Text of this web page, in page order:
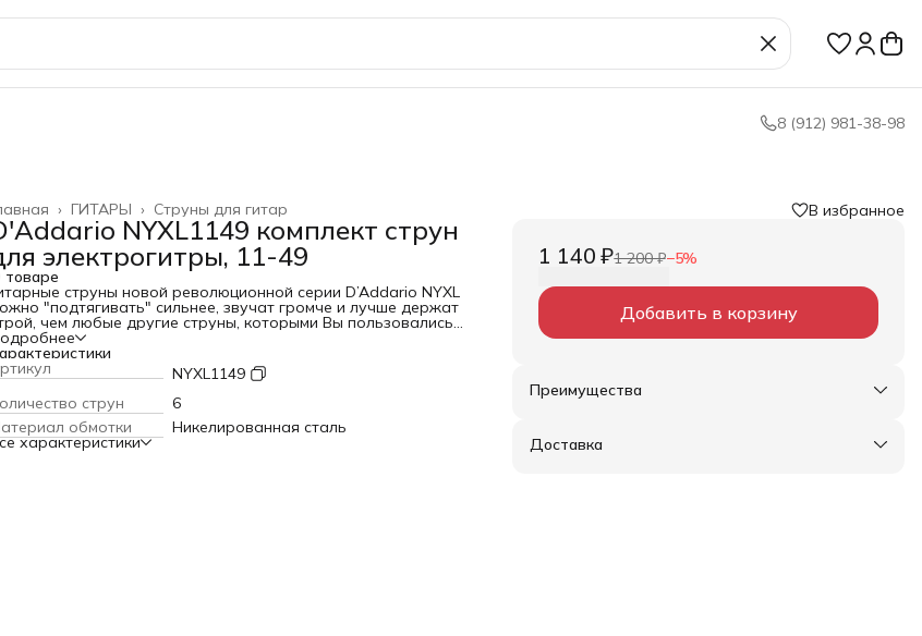
8 (912) 981-38-98
Струны для гитар
ГИТАРЫ ›
›
NYXL1149 комплект струн
электрогитры, 11-49
струны новой революционной серии D’Addario NYXL
"подтягивать" сильнее, звучат громче и лучше держат
чем любые другие струны, которыми Вы пользовались
Отточенные до совершенства в разработке и под
контролем D’Addario при производстве, струны этой
изготавливаются в Нью-Йорке. Эта струны очень
так как имеют основу из высокоуглеродистой стали
carbon steel). Новая технология при производстве струн
NYXL позволяет на 131% лучше держать строй.
с никелевым покрытием имеют великолепные
свойства, что позволяет добиться более высокого
NYXL1149
струн
6
обмотки
Никелированная сталь
характеристики
В избранное
1 140 ₽1 200 ₽−5%
Добавить в корзину
Преимущества
Оплата частями в Сплит
Удобный возврат
Доставка